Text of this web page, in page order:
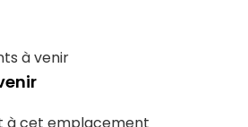
à venir